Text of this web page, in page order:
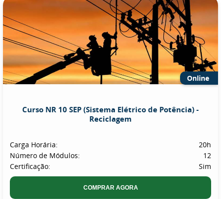
Online
Curso NR 10 SEP (Sistema Elétrico de Potência) -
Reciclagem
Carga Horária:
20h
Número de Módulos:
12
Certificação:
Sim
COMPRAR AGORA